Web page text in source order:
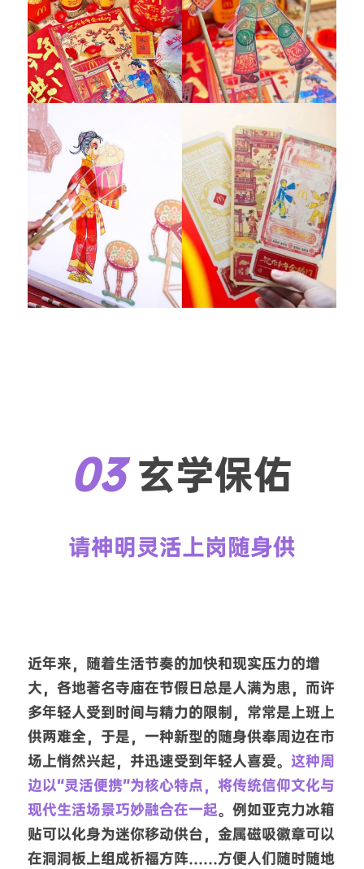
03 玄学保佑
请神明灵活上岗随身供
近年来，随着生活节奏的加快和现实压力的增
大，各地著名寺庙在节假日总是人满为患，而许
多年轻人受到时间与精力的限制，常常是上班上
供两难全，于是，一种新型的随身供奉周边在市
场上悄然兴起，并迅速受到年轻人喜爱。 这种周
边以“灵活便携”为核心特点，将传统信仰文化与
现代生活场景巧妙融合在一起。例如亚克力冰箱
贴可以化身为迷你移动供台，金属磁吸徽章可以
在洞洞板上组成祈福方阵……方便人们随时随地